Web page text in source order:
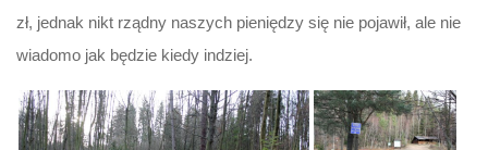
zł, jednak nikt rządny naszych pieniędzy się nie pojawił, ale nie
wiadomo jak będzie kiedy indziej.